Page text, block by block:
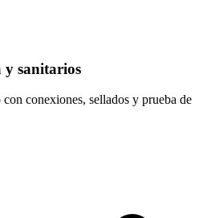
y sanitarios
conexiones, sellados y prueba de